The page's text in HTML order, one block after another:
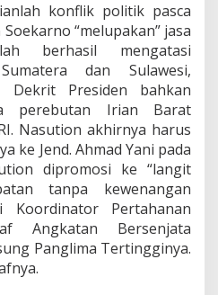
konflik politik pasca
“melupakan” jasa
berhasil mengatasi
dan Sulawesi,
Dekrit Presiden bahkan
perebutan Irian Barat
Nasution akhirnya harus
ke Jend. Ahmad Yani pada
dipromosi ke “langit
tanpa kewenangan
Pertahanan
Angkatan Bersenjata
Panglima Tertingginya.